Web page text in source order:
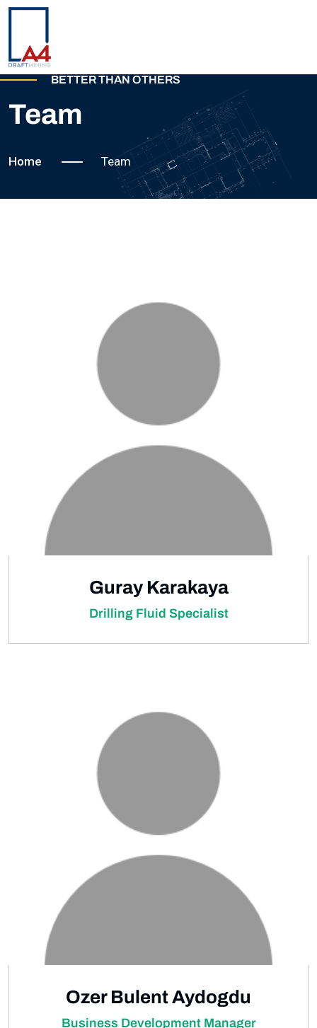
BETTER THAN OTHERS
Team
Home Team
Guray Karakaya
Drilling Fluid Specialist
Ozer Bulent Aydogdu
Business Development Manager